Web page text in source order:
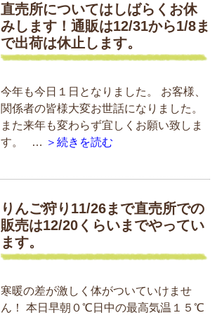
直売所についてはしばらくお休
みします！通販は12/31から1/8ま
で出荷は休止します。
今年も今日１日となりました。 お客様、
関係者の皆様大変お世話になりました。
また来年も変わらず宜しくお願い致しま
す。 … ＞続きを読む
りんご狩り11/26まで直売所での
販売は12/20くらいまでやってい
ます。
寒暖の差が激しく体がついていけませ
ん！ 本日早朝０℃日中の最高気温１５℃